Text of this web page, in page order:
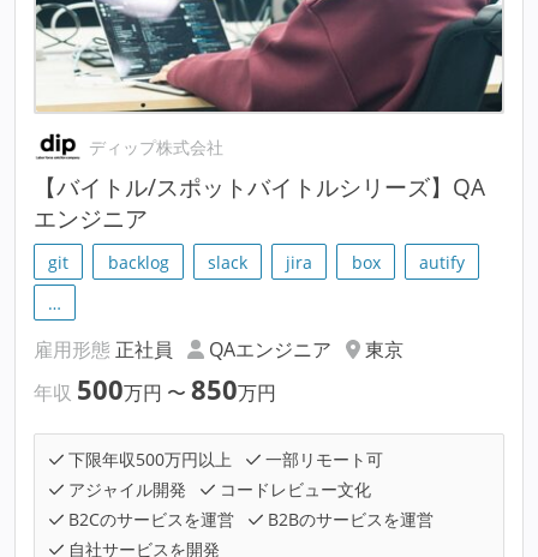
ディップ株式会社
【バイトル/スポットバイトルシリーズ】QA
エンジニア
git backlog slack jira box
autify
…
雇用形態 正社員 QAエンジニア
東京
年収 500万円 〜 850万円
下限年収500万円以上
一部リモート可
アジャイル開発
コードレビュー文化
B2Cのサービスを運営
B2Bのサービスを運営
自社サービスを開発